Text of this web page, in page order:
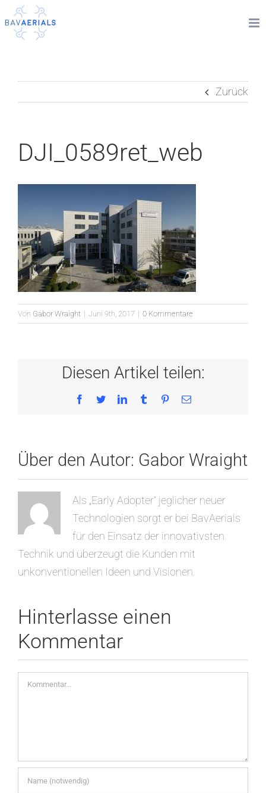
Zum
Inhalt
springen
Zurück
DJI_0589ret_web
Von Gabor Wraight | Juni 9th, 2017 | 0 Kommentare
Diesen Artikel teilen:
Facebook
TwitterLinkedInTumblr Pinterest
E-
Über den Autor: Gabor Wraight
Als „Early Adopter“ jeglicher neuer
Technologien sorgt er bei BavAerials
für den Einsatz der innovativsten
Technik und überzeugt die Kunden mit
unkonventionellen Ideen und Visionen.
Hinterlasse einen
Kommentar
Kommentar